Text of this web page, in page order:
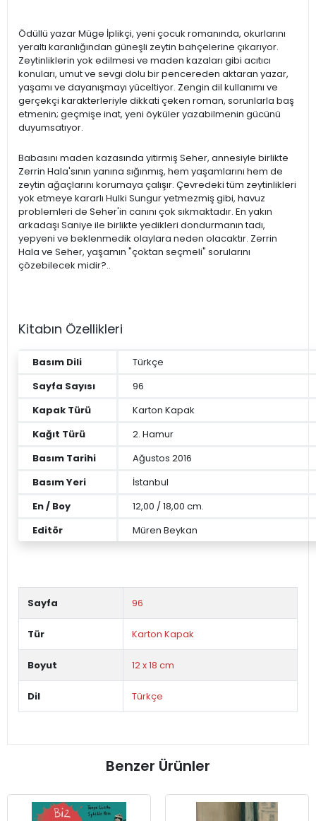
Ödüllü yazar Müge İplikçi, yeni çocuk romanında, okurlarını
yeraltı karanlığından güneşli zeytin bahçelerine çıkarıyor.
Zeytinliklerin yok edilmesi ve maden kazaları gibi acıtıcı
konuları, umut ve sevgi dolu bir pencereden aktaran yazar,
yaşamı ve dayanışmayı yüceltiyor. Zengin dil kullanımı ve
gerçekçi karakterleriyle dikkati çeken roman, sorunlarla baş
etmenin; geçmişe inat, yeni öyküler yazabilmenin gücünü
duyumsatıyor.
Babasını maden kazasında yitirmiş Seher, annesiyle birlikte
Zerrin Hala'sının yanına sığınmış, hem yaşamlarını hem de
zeytin ağaçlarını korumaya çalışır. Çevredeki tüm zeytinlikleri
yok etmeye kararlı Hulki Sungur yetmezmiş gibi, havuz
problemleri de Seher'in canını çok sıkmaktadır. En yakın
arkadaşı Saniye ile birlikte yedikleri dondurmanın tadı,
yepyeni ve beklenmedik olaylara neden olacaktır. Zerrin
Hala ve Seher, yaşamın "çoktan seçmeli" sorularını
çözebilecek midir?..
Kitabın Özellikleri
Basım Dili
Türkçe
Sayfa Sayısı
96
Kapak Türü
Karton Kapak
Kağıt Türü
2. Hamur
Basım Tarihi
Ağustos 2016
Basım Yeri
İstanbul
En / Boy
12,00 / 18,00 cm.
Editör
Müren Beykan
Sayfa 96
Tür Karton Kapak
Boyut 12 x 18 cm
Dil Türkçe
Benzer Ürünler